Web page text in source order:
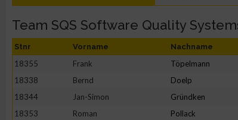
Team SQS Software Quality
Stnr Vorname Nachname
18355 Frank Töpelmann
18338
Bernd Doelp
18344
Jan-Simon Gründken
18353
Roman Pollack